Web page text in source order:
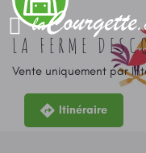
LA FERME
Vente uniquement par
Itinéraire